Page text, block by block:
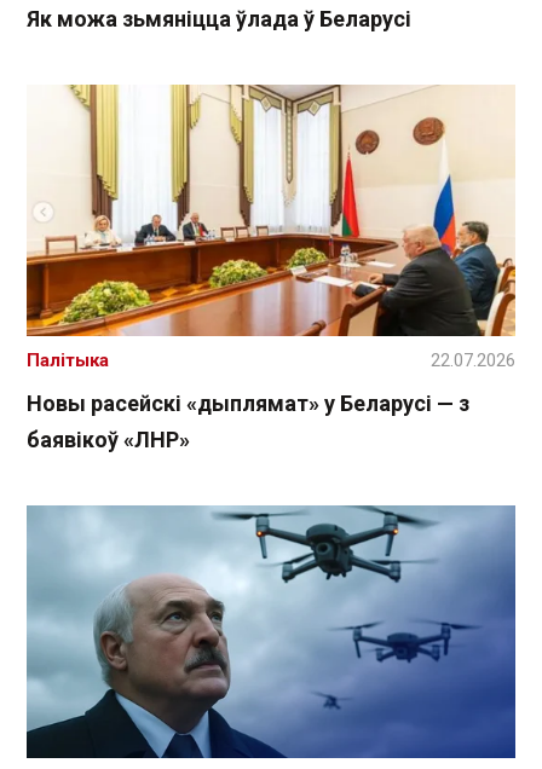
Як можа зьмяніцца ўлада ў Беларусі
Новы расейскі «дыплямат» у Беларусі — з
баявікоў «ЛНР»
Палітыка 22.07.2026